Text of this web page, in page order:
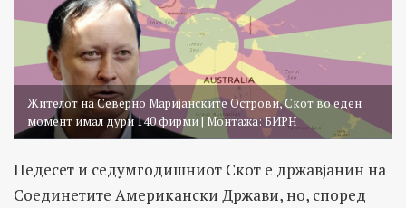
Жителот на Северно Маријанските Острови, Скот во еден
момент имал дури 140 фирми | Монтажа: БИРН
Педесет и седумгодишниот Скот е државјанин на
Соединетите Американски Држави, но, според